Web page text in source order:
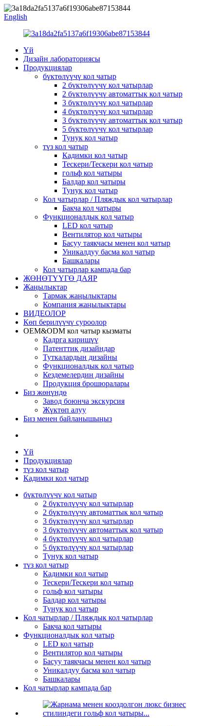
English
Үй
Дизайн лабораториясы
Продукциялар
бүктөлүүчү кол чатыр
2 бүктөлүүчү кол чатырлар
2 бүктөлүүчү автоматтык кол чатыр
3 бүктөлүүчү кол чатырлар
4 бүктөлүүчү кол чатырлар
3 бүктөлүүчү автоматтык кол чатыр
5 бүктөлүүчү кол чатырлар
Тунук кол чатыр
түз кол чатыр
Кадимки кол чатыр
Тескери/Тескери кол чатыр
гольф кол чатыры
Балдар кол чатыры
Тунук кол чатыр
Кол чатырлар / Пляждык кол чатырлар
Бакча кол чатыры
Функционалдык кол чатыр
LED кол чатыр
Вентилятор кол чатыры
Басуу таякчасы менен кол чатыр
Уникалдуу басма кол чатыр
Башкалары
Кол чатырлар кампада бар
ЖӨНӨТҮҮГӨ ДАЯР
Жаңылыктар
Тармак жаңылыктары
Компания жаңылыктары
ВИДЕОЛОР
Көп берилүүчү суроолор
OEM&ODM кол чатыр кызматы
Кадрга киришүү
Патенттик дизайндар
Туткалардын дизайны
Функционалдык кол чатыр
Кездемелердин дизайны
Продукция брошюралары
Биз жөнүндө
Завод боюнча экскурсия
Жүктөп алуу
Биз менен байланышыңыз
Үй
Продукциялар
түз кол чатыр
Кадимки кол чатыр
бүктөлүүчү кол чатыр
2 бүктөлүүчү кол чатырлар
2 бүктөлүүчү автоматтык кол чатыр
3 бүктөлүүчү кол чатырлар
3 бүктөлүүчү автоматтык кол чатыр
4 бүктөлүүчү кол чатырлар
5 бүктөлүүчү кол чатырлар
Тунук кол чатыр
түз кол чатыр
Кадимки кол чатыр
Тескери/Тескери кол чатыр
гольф кол чатыры
Балдар кол чатыры
Тунук кол чатыр
Кол чатырлар / Пляждык кол чатырлар
Бакча кол чатыры
Функционалдык кол чатыр
LED кол чатыр
Вентилятор кол чатыры
Басуу таякчасы менен кол чатыр
Уникалдуу басма кол чатыр
Башкалары
Кол чатырлар кампада бар